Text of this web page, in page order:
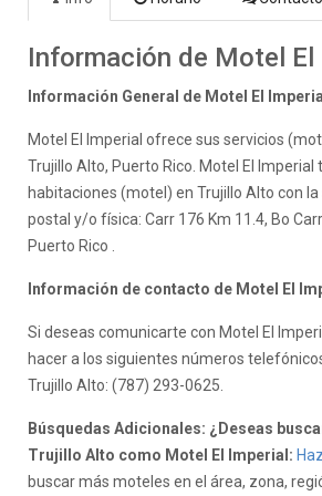
Información de Motel El
Información General de Motel El
Motel El Imperial ofrece sus servicios
Trujillo Alto, Puerto Rico. Motel El Imperial
habitaciones (motel) en Trujillo Alto con
postal y/o física: Carr 176 Km 11.4, Bo
Puerto Rico .
Información de contacto de Motel El
Si deseas comunicarte con Motel El
hacer a los siguientes números
Trujillo Alto: (787) 293-0625.
Búsquedas Adicionales: ¿Deseas
Trujillo Alto como Motel El Imperial:
buscar más moteles en el área, zona,